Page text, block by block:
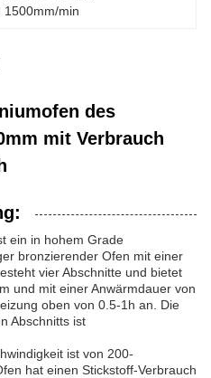
1500mm/min
des
mit Verbrauch
ein in hohem Grade
bronzierender Ofen mit einer
vier Abschnitte und bietet
und mit einer Anwärmdauer von
oben von 0.5-1h an. Die
Abschnitts ist
ist von 200-
hat einen Stickstoff-Verbrauch